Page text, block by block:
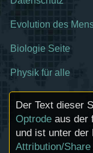
Evolution des
Biologie Seite
Physik für alle
Der Text dieser
Optrode aus der
und ist unter der
Attribution/Share